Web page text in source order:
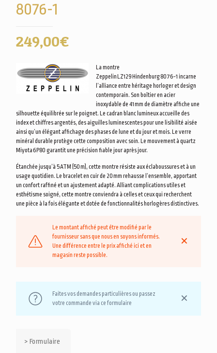
8076-1
249,00€
La montre
Zeppelin LZ129 Hindenburg 8076‑1 incarne
l’alliance entre héritage horloger et design
contemporain. Son boîtier en acier
inoxydable de 41 mm de diamètre affiche une
silhouette équilibrée sur le poignet. Le cadran blanc lumineux accueille des
index et chiffres argentés, des aiguilles luminescentes pour une lisibilité aisée
ainsi qu’un élégant affichage des phases de lune et du jour et mois. Le verre
minéral durable protège cette composition avec soin. Le mouvement à quartz
Miyota 6P80 garantit une précision fiable jour après jour.
Étanchée jusqu’à 5 ATM (50 m), cette montre résiste aux éclaboussures et à un
usage quotidien. Le bracelet en cuir de 20 mm rehausse l’ensemble, apportant
un confort raffiné et un ajustement adapté. Alliant complications utiles et
esthétisme soigné, cette montre conviendra à celles et ceux qui recherchent
une pièce à la fois élégante et dotée de fonctionnalités horlogères distinctives.
Le montant affiché peut être modifié par le
fournisseur sans que nous en soyons informés.
Une différence entre le prix affiché ici et en
magasin reste possible.
✕
Faites vos demandes particulières ou passez
votre commande via ce formulaire
✕
> Formulaire